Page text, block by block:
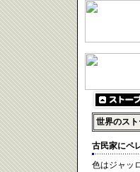
世界のス
古民家に
色はジャッ